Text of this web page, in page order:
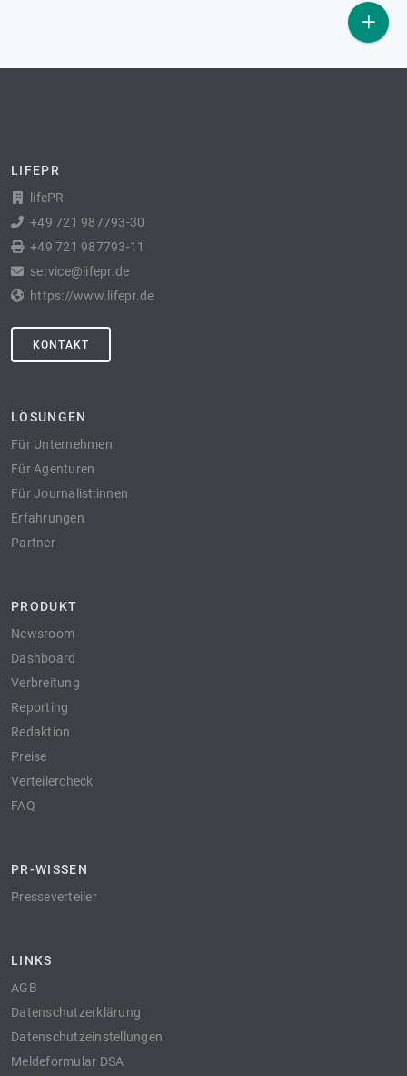
LIFEPR
lifePR
+49 721 987793-30
+49 721 987793-11
service@lifepr.de
https://www.lifepr.de
KONTAKT
LÖSUNGEN
Für Unternehmen
Für Agenturen
Für Journalist:innen
Erfahrungen
Partner
PRODUKT
Newsroom
Dashboard
Verbreitung
Reporting
Redaktion
Preise
Verteilercheck
FAQ
PR-WISSEN
Presseverteiler
LINKS
AGB
Datenschutzerklärung
Datenschutzeinstellungen
Meldeformular DSA